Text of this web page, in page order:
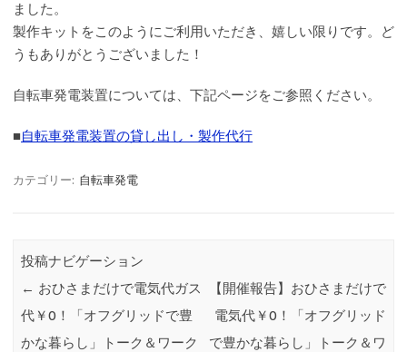
ました。
製作キットをこのようにご利用いただき、嬉しい限りです。ど
うもありがとうございました！
自転車発電装置については、下記ページをご参照ください。
■自転車発電装置の貸し出し・製作代行
カテゴリー: 自転車発電
投稿ナビゲーション
← おひさまだけで電気代ガス
代￥0！「オフグリッドで豊
かな暮らし」トーク＆ワーク
【開催報告】おひさまだけで
電気代￥0！「オフグリッド
で豊かな暮らし」トーク＆ワ